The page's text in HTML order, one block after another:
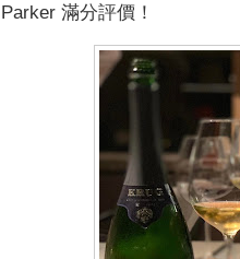
Parker 滿分評價！